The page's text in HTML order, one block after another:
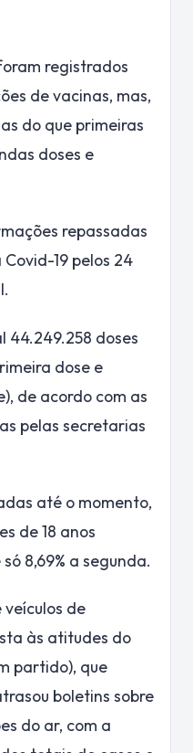
registrados
de vacinas, mas,
do que primeiras
doses e
repassadas
19 pelos 24
doses
dose e
de acordo com as
pelas secretarias
até o momento,
de 18 anos
8,69% a segunda.
de
às atitudes do
partido), que
boletins sobre
do ar, com a